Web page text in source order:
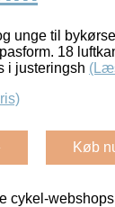
unge til
18
i justeringsh
Køb
cykel-